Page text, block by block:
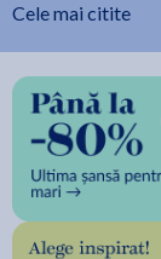
Cele mai citite